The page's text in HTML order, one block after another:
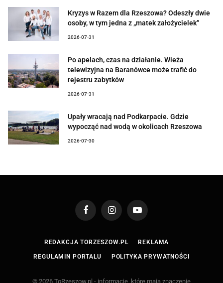
Kryzys w Razem dla Rzeszowa? Odeszły dwie
osoby, w tym jedna z „matek założycielek”
2026-07-31
Po apelach, czas na działanie. Wieża
telewizyjna na Baranówce może trafić do
rejestru zabytków
2026-07-31
Upały wracają nad Podkarpacie. Gdzie
wypocząć nad wodą w okolicach Rzeszowa
2026-07-30
FacebookInstagramYouTube
REDAKCJA TORZESZOW.PL REKLAMA
REGULAMIN PORTALU POLITYKA PRYWATNOŚCI
© 2026 ToRzeszow.pl - informacje, które mają znaczenie